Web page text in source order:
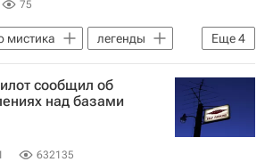
75
Еще4
мистика
легенды
сокровища
коса
сообщил об
над базами
632135